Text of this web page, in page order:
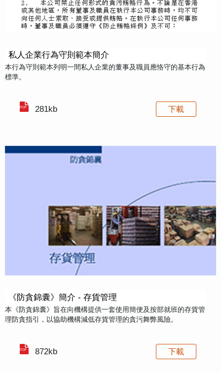
私人企業行為守則範本簡介
本行為守則範本列明一間私人企業的董事及職員應恪守的基本行為
標準。
281kb 下載
《防貪錦囊》簡介 - 存貨管理
本《防貪錦囊》旨在向機構提供一套使用簡便及按部就班的存貨管
理防貪指引，以協助機構減低存貨管理的貪污舞弊風險。
872kb 下載